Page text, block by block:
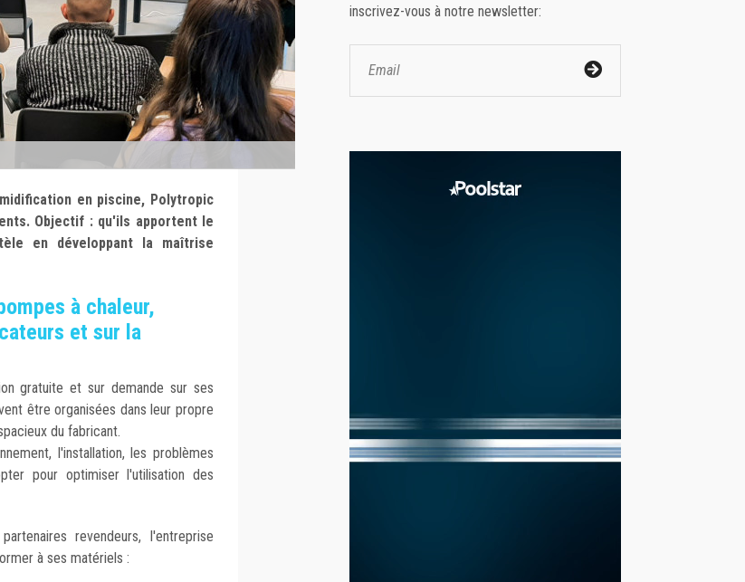
en piscine, Polytropic
Objectif : qu'ils apportent le
en développant la maîtrise
à chaleur,
et sur la
gratuite et sur demande sur ses
être organisées dans leur propre
du fabricant.
l'installation, les problèmes
pour optimiser l'utilisation des
revendeurs, l'entreprise
à ses matériels :
inscrivez-vous à notre newsletter: